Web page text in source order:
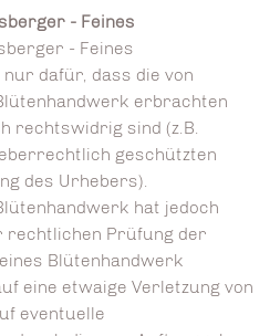
- Feines
- Feines
dafür, dass die von
erbrachten
rechtswidrig sind (z.B.
geschützten
des Urhebers).
hat jedoch
rechtlichen Prüfung der
Blütenhandwerk
eine etwaige Verletzung von
eventuelle